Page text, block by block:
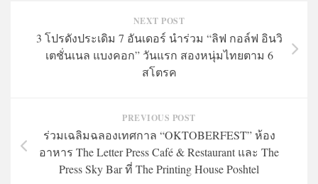
NEXT POST
3 โปรดังประเดิม 7 อันเดอร์ นำร่วม “ลิฟ กอล์ฟ อินวิ
เตชั่นเนล แบงคอก” วันแรก สองหนุ่มไทยตาม 6
สโตรค
PREVIOUS POST
ร่วมเฉลิมฉลองเทศกาล “OKTOBERFEST” ห้อง
อาหาร The Letter Press Café & Restaurant และ The
Press Sky Bar ที่ The Printing House Poshtel